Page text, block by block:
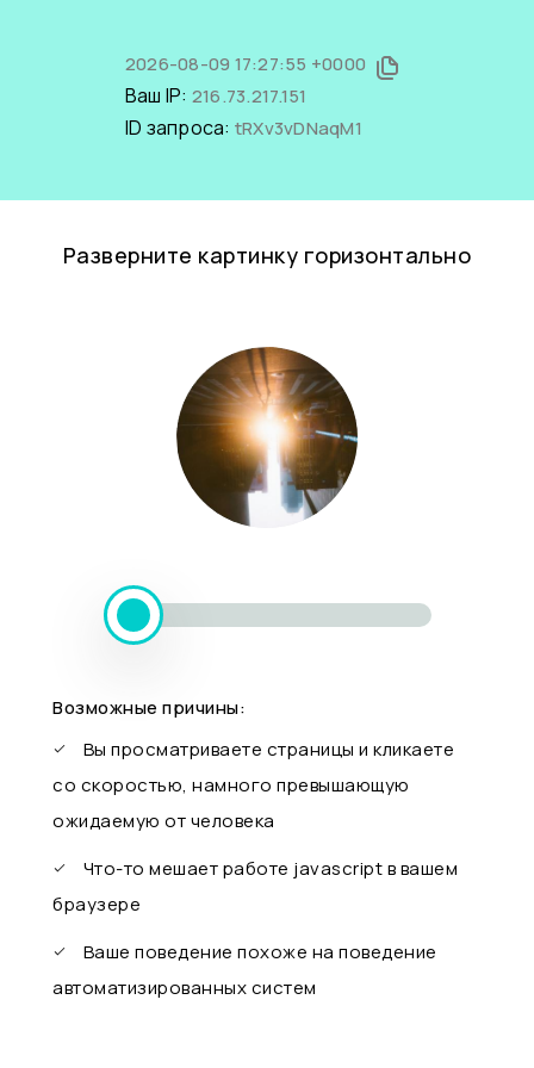
2026-08-09 17:27:55 +0000
Ваш IP: 216.73.217.151
ID запроса: tRXv3vDNaqM1
Разверните картинку горизонтально
Возможные причины:
Вы просматриваете страницы и кликаете
со скоростью, намного превышающую
ожидаемую от человека
Что-то мешает работе javascript в вашем
браузере
Ваше поведение похоже на поведение
автоматизированных систем